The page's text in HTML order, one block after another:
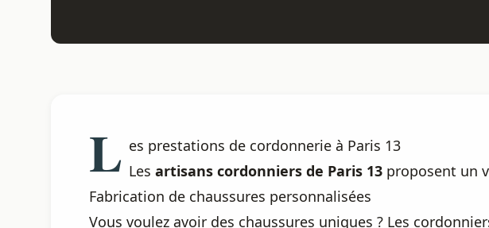
L es prestations de cordonnerie à Paris 13
Les artisans cordonniers de Paris 13proposent un
Fabrication de chaussures personnalisées
Vous voulez avoir des chaussures uniques ? Les